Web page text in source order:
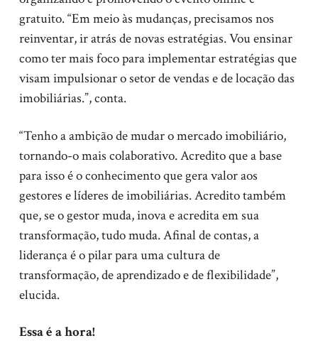
gratuito. “Em meio às mudanças, precisamos nos
reinventar, ir atrás de novas estratégias. Vou ensinar
como ter mais foco para implementar estratégias que
visam impulsionar o setor de vendas e de locação das
imobiliárias.”, conta.
“Tenho a ambição de mudar o mercado imobiliário,
tornando-o mais colaborativo. Acredito que a base
para isso é o conhecimento que gera valor aos
gestores e líderes de imobiliárias. Acredito também
que, se o gestor muda, inova e acredita em sua
transformação, tudo muda. Afinal de contas, a
liderança é o pilar para uma cultura de
transformação, de aprendizado e de flexibilidade”,
elucida.
Essa é a hora!